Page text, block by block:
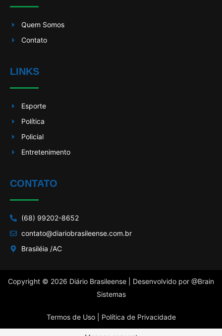
Quem Somos
Contato
LINKS
Esporte
Política
Policial
Entretenimento
CONTATO
(68) 99202-8652
contato@diariobrasileense.com.br
Brasiléia /AC
Copyright © 2026 Diário Brasileense | Desenvolvido por @Brain
Sistemas
Termos de Uso | Política de Privacidade